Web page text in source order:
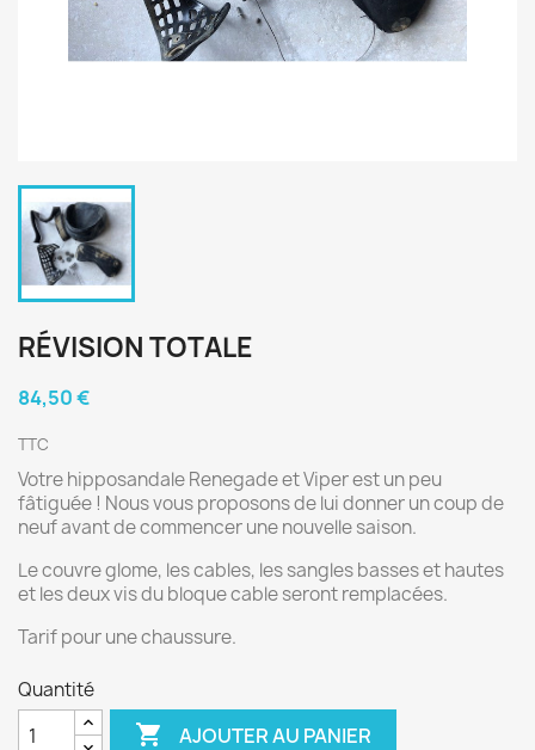
RÉVISION TOTALE
84,50 €
TTC
Votre hipposandale Renegade et Viper est un peu
fâtiguée ! Nous vous proposons de lui donner un coup de
neuf avant de commencer une nouvelle saison.
Le couvre glome, les cables, les sangles basses et hautes
et les deux vis du bloque cable seront remplacées.
Tarif pour une chaussure.
Quantité
 AJOUTER AU PANIER